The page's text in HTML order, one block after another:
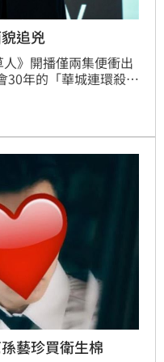
追兇
》開播僅兩集便衝出
30年的「華城連環殺人
讓人毛骨悚然」，第
李熙俊笑稱兩人要當韓
」。
藝珍買衛生棉